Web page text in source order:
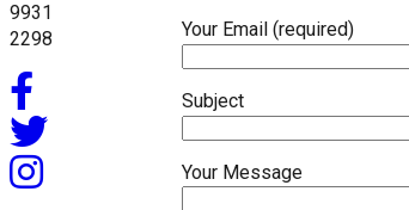
9931
2298
Your Email (required)
Subject
Your Message